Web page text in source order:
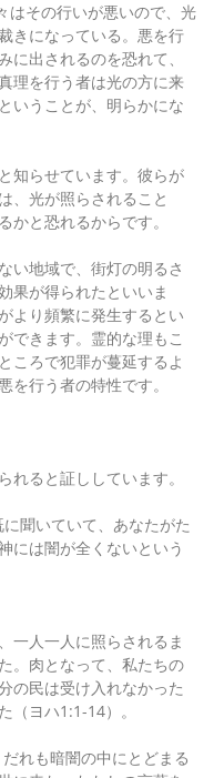
その行いが悪いので、光
きになっている。悪を行
に出されるのを恐れて、
理を行う者は光の方に来
いうことが、明らかにな
知らせています。彼らが
、光が照らされること
かと恐れるからです。
い地域で、街灯の明るさ
果が得られたといいま
より頻繁に発生するとい
できます。霊的な理もこ
ころで犯罪が蔓延するよ
を行う者の特性です。
ると証ししています。
聞いていて、あなたがた
には闇が全くないという
一人一人に照らされるま
。肉となって、私たちの
の民は受け入れなかった
（ヨハ1:1-14）。
れも暗闇の中にとどまる